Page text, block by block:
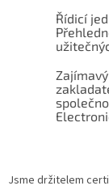
Řídicí
Jsme držitelem